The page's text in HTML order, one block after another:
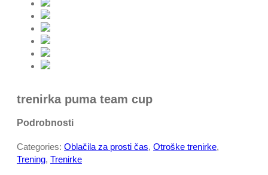
trenirka puma team cup
Podrobnosti
Categories: Oblačila za prosti čas, Otroške trenirke,
Trening, Trenirke